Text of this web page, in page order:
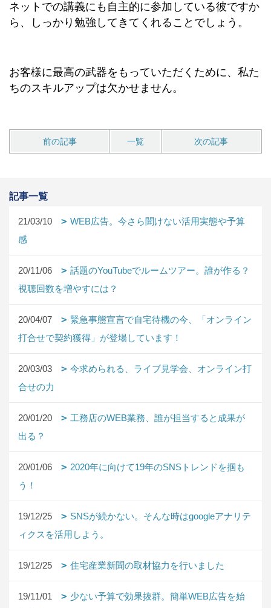
ネットでの講義にも自主的に参加している彼ですか
ら、しっかり勉強してきてくれることでしょう。
お客様に最高の武器をもっていただくために、私た
ちのスキルアップは欠かせません。
前の記事 一覧 次の記事
記事一覧
21/03/10
WEB広告。今さら聞けない活用実態や予算
感
20/11/06
話題のYouTubeでルームツアー。誰が作る？
視聴回数を増やすには？
20/04/07
緊急事態宣言で自宅待機の今、「オンライン
打合せで契約獲得」が登場しています！
20/03/03
今求められる、ライブ見学会、オンライン打
合せの力
20/01/20
工務店のWEB業務、誰が担当すると成果が
出る？
20/01/06
2020年に向けて19年のSNSトレンドを掴も
う！
19/12/25
SNSが続かない。そんな時はgoogleアナリテ
ィクスを活用しよう。
19/12/25 住宅産業新聞の取材協力を行いました
19/11/01
少ない予算で効果抜群。簡単WEB広告を始